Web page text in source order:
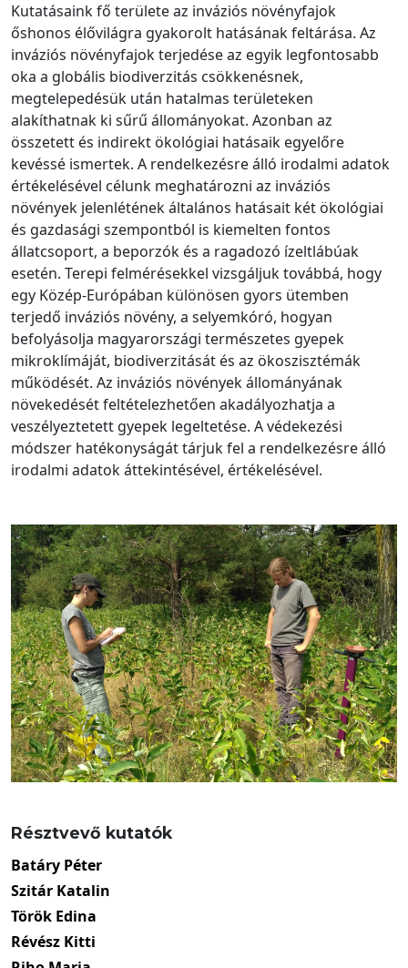
Kutatásaink fő területe az inváziós növényfajok
őshonos élővilágra gyakorolt hatásának feltárása. Az
inváziós növényfajok terjedése az egyik legfontosabb
oka a globális biodiverzitás csökkenésnek,
megtelepedésük után hatalmas területeken
alakíthatnak ki sűrű állományokat. Azonban az
összetett és indirekt ökológiai hatásaik egyelőre
kevéssé ismertek. A rendelkezésre álló irodalmi adatok
értékelésével célunk meghatározni az inváziós
növények jelenlétének általános hatásait két ökológiai
és gazdasági szempontból is kiemelten fontos
állatcsoport, a beporzók és a ragadozó ízeltlábúak
esetén. Terepi felmérésekkel vizsgáljuk továbbá, hogy
egy Közép-Európában különösen gyors ütemben
terjedő inváziós növény, a selyemkóró, hogyan
befolyásolja magyarországi természetes gyepek
mikroklímáját, biodiverzitását és az ökoszisztémák
működését. Az inváziós növények állományának
növekedését feltételezhetően akadályozhatja a
veszélyeztetett gyepek legeltetése. A védekezési
módszer hatékonyságát tárjuk fel a rendelkezésre álló
irodalmi adatok áttekintésével, értékelésével.
Résztvevő kutatók
Batáry Péter
Szitár Katalin
Török Edina
Révész Kitti